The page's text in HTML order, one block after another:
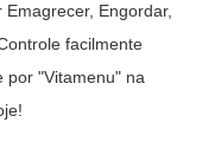
Engordar,
facilmente
por "Vitamenu" na